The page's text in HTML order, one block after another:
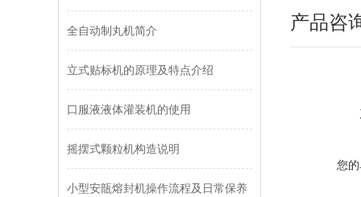
全自动制丸机简介
立式贴标机的原理及特点介绍
口服液液体灌装机的使用
摇摆式颗粒机构造说明
小型安瓿熔封机操作流程及日常保养
产品咨
您